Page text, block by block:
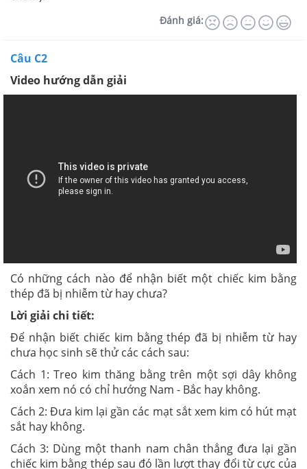
Đánh giá:
Câu C2
Video hướng dẫn giải
Có những cách nào để nhận biết một chiếc kim bằng
thép đã bị nhiễm từ hay chưa?
Lời giải chi tiết:
Để nhận biết chiếc kim bằng thép đã bị nhiễm từ hay
chưa học sinh sẽ thử các cách sau:
Cách 1: Treo kim thăng bằng trên một sợi dây không
xoắn xem nó có chỉ hướng Nam - Bắc hay không.
Cách 2: Đưa kim lại gần các mạt sắt xem kim có hút mạt
sắt hay không.
Cách 3: Dùng một thanh nam chân thẳng đưa lại gần
chiếc kim bằng thép sau đó lần lượt thay đổi từ cực của